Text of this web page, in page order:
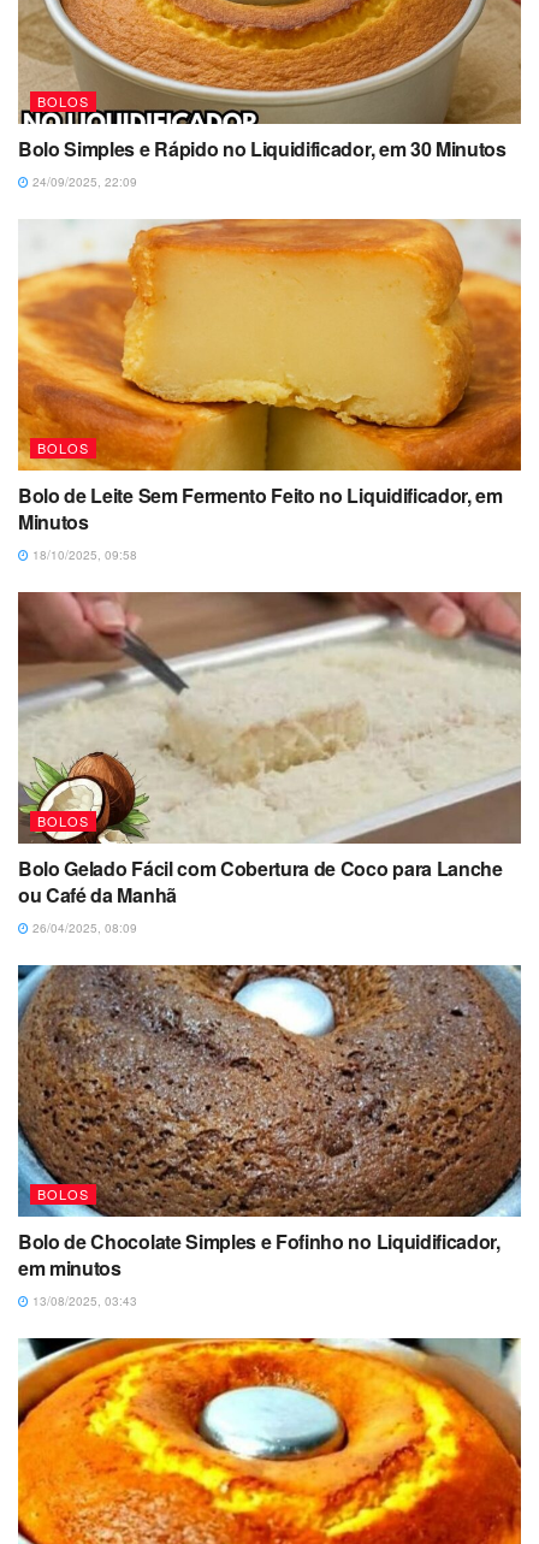
BOLOS
Bolo Simples e Rápido no Liquidificador, em 30 Minutos
24/09/2025, 22:09
BOLOS
Bolo de Leite Sem Fermento Feito no Liquidificador, em
Minutos
18/10/2025, 09:58
BOLOS
Bolo Gelado Fácil com Cobertura de Coco para Lanche
ou Café da Manhã
26/04/2025, 08:09
BOLOS
Bolo de Chocolate Simples e Fofinho no Liquidificador,
em minutos
13/08/2025, 03:43